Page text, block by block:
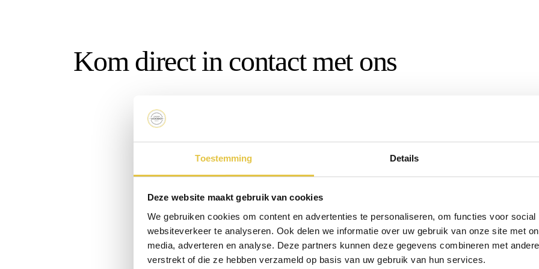
Toestemming Details
Deze website maakt gebruik van cookies
We gebruiken cookies om content en advertenties te personaliseren, om functies voor
websiteverkeer te analyseren. Ook delen we informatie over uw gebruik van onze site met
media, adverteren en analyse. Deze partners kunnen deze gegevens combineren met
verstrekt of die ze hebben verzameld op basis van uw gebruik van hun services.
Kom direct in contact met ons